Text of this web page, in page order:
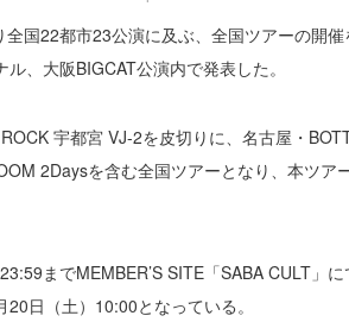
国22都市23公演に及ぶ、全国ツアーの開
、大阪BIGCAT公演内で発表した。
宇都宮 VJ-2を皮切りに、名古屋・
2Daysを含む全国ツアーとなり、本ツア
までMEMBER’S SITE「SABA CULT」
日（土）10:00となっている。